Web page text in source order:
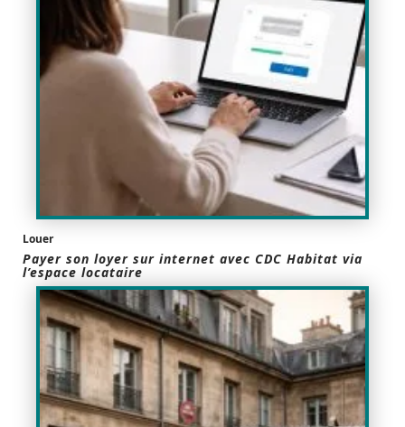
Louer
Payer son loyer sur internet avec CDC Habitat via
l’espace locataire